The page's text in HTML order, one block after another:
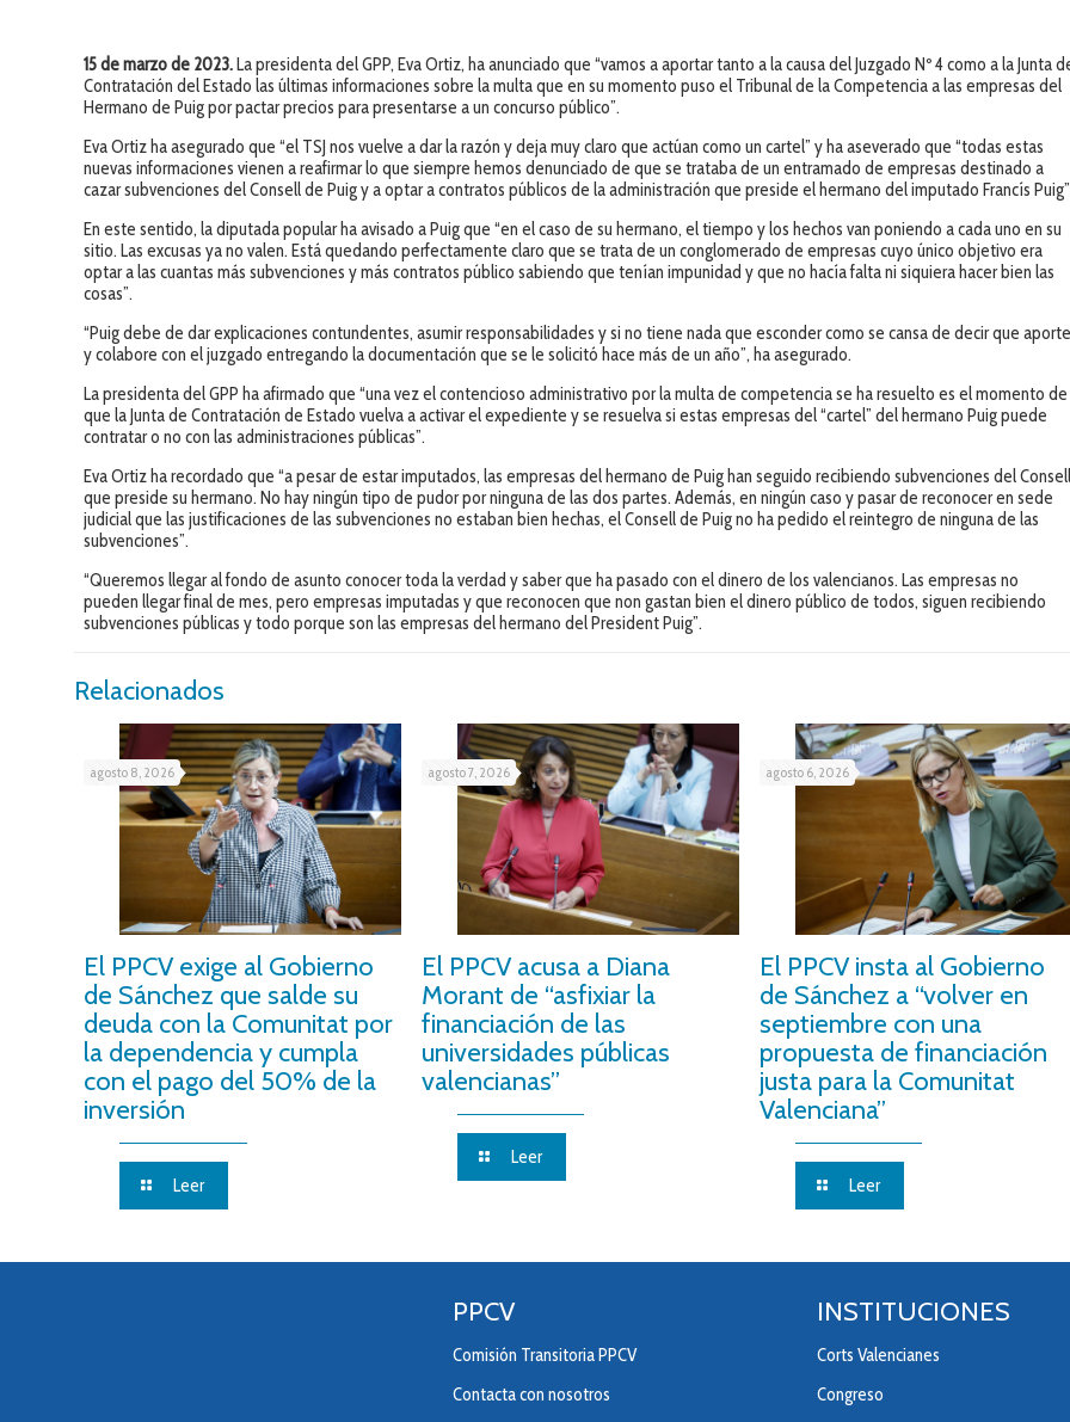
15 de marzo de 2023. La presidenta del GPP, Eva Ortiz, ha anunciado que “vamos a aportar tanto a la causa del Juzgado Nº 4 como a la Junta
Contratación del Estado las últimas informaciones sobre la multa que en su momento puso el Tribunal de la Competencia a las empresas del
Hermano de Puig por pactar precios para presentarse a un concurso público”.
Eva Ortiz ha asegurado que “el TSJ nos vuelve a dar la razón y deja muy claro que actúan como un cartel” y ha aseverado que “todas estas
nuevas informaciones vienen a reafirmar lo que siempre hemos denunciado de que se trataba de un entramado de empresas destinado a
cazar subvenciones del Consell de Puig y a optar a contratos públicos de la administración que preside el hermano del imputado Francís
En este sentido, la diputada popular ha avisado a Puig que “en el caso de su hermano, el tiempo y los hechos van poniendo a cada uno en su
sitio. Las excusas ya no valen. Está quedando perfectamente claro que se trata de un conglomerado de empresas cuyo único objetivo era
optar a las cuantas más subvenciones y más contratos público sabiendo que tenían impunidad y que no hacía falta ni siquiera hacer bien las
cosas”.
“Puig debe de dar explicaciones contundentes, asumir responsabilidades y si no tiene nada que esconder como se cansa de decir que
y colabore con el juzgado entregando la documentación que se le solicitó hace más de un año”, ha asegurado.
La presidenta del GPP ha afirmado que “una vez el contencioso administrativo por la multa de competencia se ha resuelto es el momento de
que la Junta de Contratación de Estado vuelva a activar el expediente y se resuelva si estas empresas del “cartel” del hermano Puig puede
contratar o no con las administraciones públicas”.
Eva Ortiz ha recordado que “a pesar de estar imputados, las empresas del hermano de Puig han seguido recibiendo subvenciones del
que preside su hermano. No hay ningún tipo de pudor por ninguna de las dos partes. Además, en ningún caso y pasar de reconocer en sede
judicial que las justificaciones de las subvenciones no estaban bien hechas, el Consell de Puig no ha pedido el reintegro de ninguna de las
subvenciones”.
“Queremos llegar al fondo de asunto conocer toda la verdad y saber que ha pasado con el dinero de los valencianos. Las empresas no
pueden llegar final de mes, pero empresas imputadas y que reconocen que non gastan bien el dinero público de todos, siguen recibiendo
subvenciones públicas y todo porque son las empresas del hermano del President Puig”.
Relacionados
agosto 8, 2026
El PPCV exige al Gobierno
de Sánchez que salde su
deuda con la Comunitat por
la dependencia y cumpla
con el pago del 50% de la
inversión
Leer
agosto 7, 2026
El PPCV acusa a Diana
Morant de “asfixiar la
financiación de las
universidades públicas
valencianas”
Leer
agosto 6, 2026
El PPCV insta al Gobierno
de Sánchez a “volver en
septiembre con una
propuesta de financiación
justa para la Comunitat
Valenciana”
Leer
PPCV
Comisión Transitoria PPCV
Contacta con nosotros
INSTITUCIONES
Corts Valencianes
Congreso